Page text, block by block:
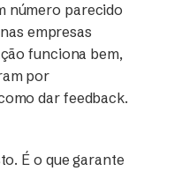
número parecido
empresas
funciona bem,
por
dar feedback.
É o que garante